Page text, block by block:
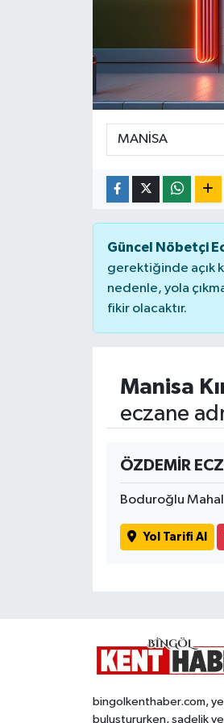
Güncel Nöbetçi
gerektiğinde açık
nedenle, yola
fikir olacaktır.
Manisa
eczane
ÖZDEMİR
Boduroğlu
Yol Tarifi Al
bingolkenthaber.com,
buluştururken, sadelik
RESMİ İLANLAR
YAYLADERE